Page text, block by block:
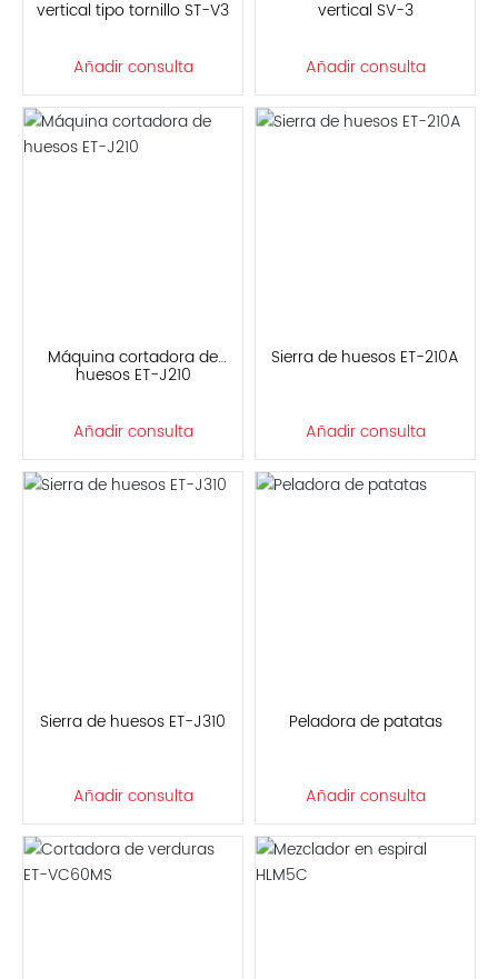
vertical tipo tornillo ST-V3
Añadir consulta
vertical SV-3
Añadir consulta
Máquina cortadora de
huesos ET-J210
Añadir consulta
Sierra de huesos ET-210A
Añadir consulta
Sierra de huesos ET-J310
Añadir consulta
Peladora de patatas
Añadir consulta